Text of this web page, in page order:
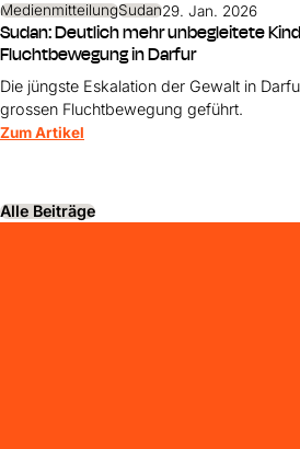
MedienmitteilungSudan29. Jan. 2026
Sudan: Deutlich mehr unbegleitete
Fluchtbewegung in Darfur
Die jüngste Eskalation der Gewalt in
grossen Fluchtbewegung geführt.
Zum Artikel
Alle Beiträge